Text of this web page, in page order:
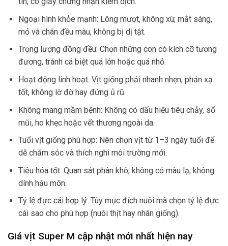
Ngoại hình khỏe mạnh: Lông mượt, không xù; mắt sáng,
mỏ và chân đều màu, không bị dị tật.
Trọng lượng đồng đều: Chọn những con có kích cỡ tương
đương, tránh cá biệt quá lớn hoặc quá nhỏ.
Hoạt động linh hoạt: Vịt giống phải nhanh nhẹn, phản xạ
tốt, không lờ đờ hay đứng ủ rũ.
Không mang mầm bệnh: Không có dấu hiệu tiêu chảy, sổ
mũi, ho khẹc hoặc vết thương ngoài da.
Tuổi vịt giống phù hợp: Nên chọn vịt từ 1–3 ngày tuổi để
dễ chăm sóc và thích nghi môi trường mới.
Tiêu hóa tốt: Quan sát phân khô, không có màu lạ, không
dính hậu môn.
Tỷ lệ đực cái hợp lý: Tùy mục đích nuôi mà chọn tỷ lệ đực
cái sao cho phù hợp (nuôi thịt hay nhân giống).
Giá vịt Super M cập nhật mới nhất hiện nay